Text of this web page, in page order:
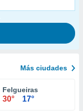
Más ciudades
Felgueiras
30° 17°